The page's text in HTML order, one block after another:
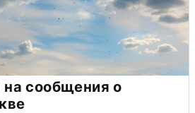
сообщения о